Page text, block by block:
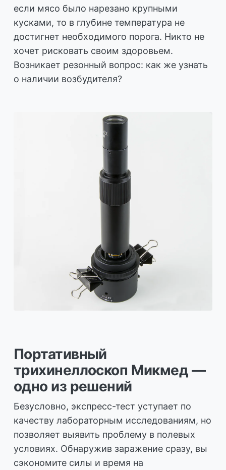
если мясо было нарезано крупными
кусками, то в глубине температура не
достигнет необходимого порога. Никто не
хочет рисковать своим здоровьем.
Возникает резонный вопрос: как же узнать
о наличии возбудителя?
Портативный
трихинеллоскоп Микмед —
одно из решений
Безусловно, экспресс-тест уступает по
качеству лабораторным исследованиям, но
позволяет выявить проблему в полевых
условиях. Обнаружив заражение сразу, вы
сэкономите силы и время на